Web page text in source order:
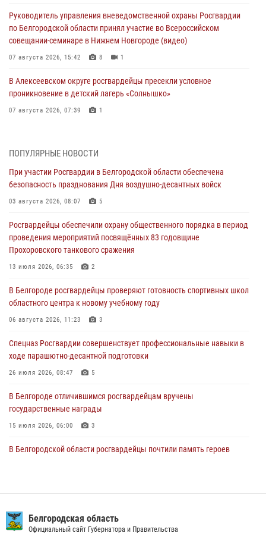
Руководитель управления вневедомственной охраны Росгвардии
по Белгородской области принял участие во Всероссийском
совещании-семинаре в Нижнем Новгороде (видео)
07 августа 2026, 15:42 8 1
В Алексеевском округе росгвардейцы пресекли условное
проникновение в детский лагерь «Солнышко»
07 августа 2026, 07:39 1
Подвиги героев‑росгвардейцев увековечили в новой музейной
экспозиции белгородского музея‑диорамы «Курская битва.
06 августа 2026, 12:05 3
В Белгороде росгвардейцы проверяют готовность спортивных школ
областного центра к новому учебному году
Росгвардия обеспечила общественную безопасность празднования
83-й годовщины освобождения г. Белгорода от немецко -
06 августа 2026, 06:54 3
Офицеры Росгвардии и ветераны войск правопорядка почтили
05 августа 2026, 17:12 2
ПОПУЛЯРНЫЕ НОВОСТИ
При участии Росгвардии в Белгородской области обеспечена
безопасность празднования Дня воздушно-десантных войск
03 августа 2026, 08:07 5
Росгвардейцы обеспечили охрану общественного порядка в период
проведения мероприятий посвящённых 83 годовщине
Прохоровского танкового сражения
13 июля 2026, 06:35 2
В Белгороде росгвардейцы проверяют готовность спортивных школ
областного центра к новому учебному году
06 августа 2026, 11:23 3
Спецназ Росгвардии совершенствует профессиональные навыки в
ходе парашютно-десантной подготовки
26 июля 2026, 08:47 5
В Белгороде отличившимся росгвардейцам вручены
государственные награды
15 июля 2026, 06:00 3
В Белгородской области росгвардейцы почтили память героев
беседу по профилактике аварийности
Белгородская область
Официальный сайт Губернатора и Правительства